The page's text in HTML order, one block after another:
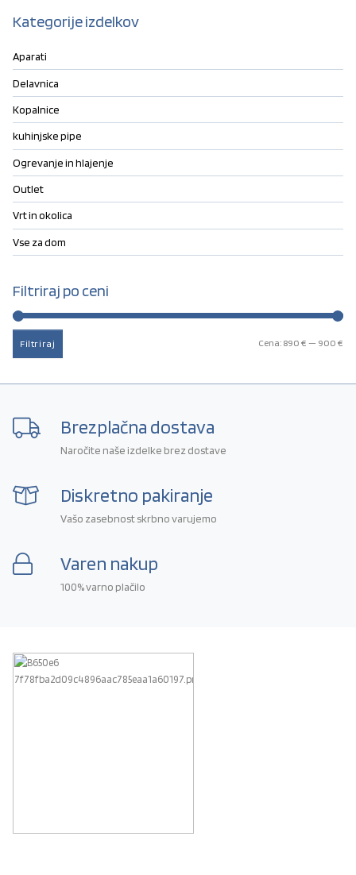
Kategorije izdelkov
Aparati
Delavnica
Kopalnice
kuhinjske pipe
Ogrevanje in hlajenje
Outlet
Vrt in okolica
Vse za dom
Filtriraj po ceni
Filtriraj Cena: 890 € — 900 €
Brezplačna dostava
Naročite naše izdelke brez dostave
Diskretno pakiranje
Vašo zasebnost skrbno varujemo
Varen nakup
100% varno plačilo